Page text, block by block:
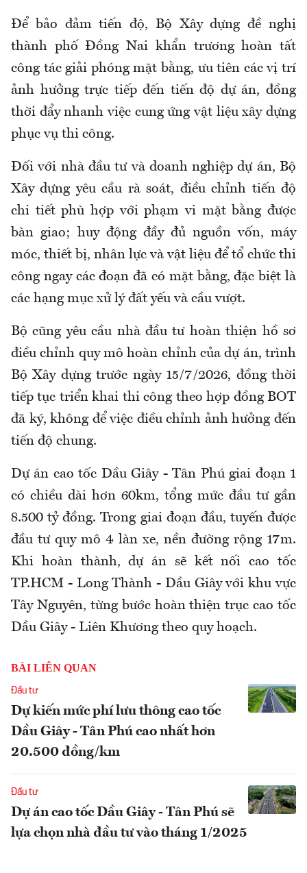
Để bảo đảm tiến độ, Bộ Xây dựng đề nghị
thành phố Đồng Nai khẩn trương hoàn tất
công tác giải phóng mặt bằng, ưu tiên các vị trí
ảnh hưởng trực tiếp đến tiến độ dự án, đồng
thời đẩy nhanh việc cung ứng vật liệu xây dựng
phục vụ thi công.
Đối với nhà đầu tư và doanh nghiệp dự án, Bộ
Xây dựng yêu cầu rà soát, điều chỉnh tiến độ
chi tiết phù hợp với phạm vi mặt bằng được
bàn giao; huy động đầy đủ nguồn vốn, máy
móc, thiết bị, nhân lực và vật liệu để tổ chức thi
công ngay các đoạn đã có mặt bằng, đặc biệt là
các hạng mục xử lý đất yếu và cầu vượt.
Bộ cũng yêu cầu nhà đầu tư hoàn thiện hồ sơ
điều chỉnh quy mô hoàn chỉnh của dự án, trình
Bộ Xây dựng trước ngày 15/7/2026, đồng thời
tiếp tục triển khai thi công theo hợp đồng BOT
đã ký, không để việc điều chỉnh ảnh hưởng đến
tiến độ chung.
Dự án cao tốc Dầu Giây - Tân Phú giai đoạn 1
có chiều dài hơn 60km, tổng mức đầu tư gần
8.500 tỷ đồng. Trong giai đoạn đầu, tuyến được
đầu tư quy mô 4 làn xe, nền đường rộng 17m.
Khi hoàn thành, dự án sẽ kết nối cao tốc
TP.HCM - Long Thành - Dầu Giây với khu vực
Tây Nguyên, từng bước hoàn thiện trục cao tốc
Dầu Giây - Liên Khương theo quy hoạch.
BÀI LIÊN QUAN
Đầu tư
Dự kiến mức phí lưu thông cao tốc
Dầu Giây - Tân Phú cao nhất hơn
20.500 đồng/km
Đầu tư
Dự án cao tốc Dầu Giây - Tân Phú sẽ
lựa chọn nhà đầu tư vào tháng 1/2025